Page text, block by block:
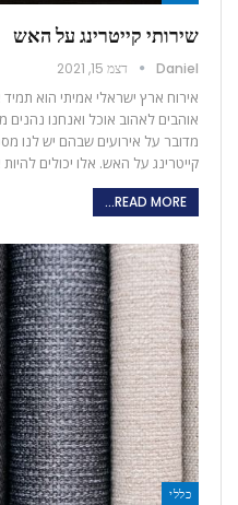
שירותי קייטרינג על האש
Daniel דצמ 15, 2021
אירוח ארץ ישראלי אמיתי הוא
אוהבים לאהוב אוכל ואנחנו נהנים
מדובר על אירועים שבהם יש לנו
קייטרינג על האש. אלו יכולים
READ MORE...
כללי